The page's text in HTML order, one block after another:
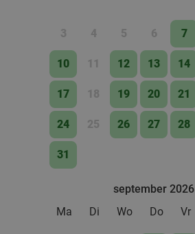
3 4 5 6 7
10 11 12 13 14
17 18 19 20 21
24 25 26 27 28
31
september 2026
Ma
Di Wo Do Vr